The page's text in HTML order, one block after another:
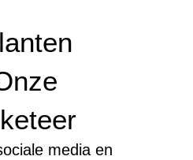
media en